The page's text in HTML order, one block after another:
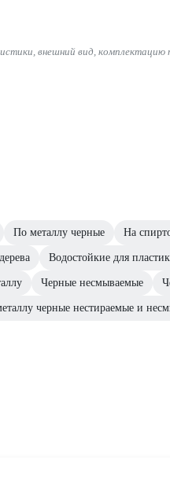
внешний вид,
По металлу черные На
Водостойкие для
Черные несмываемые
черные нестираемые и